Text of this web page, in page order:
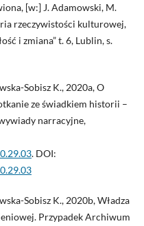
[w:] J. Adamowski, M.
rzeczywistości kulturowej,
i zmiana” t. 6, Lublin, s.
Sobisz K., 2020a, O
ze świadkiem historii –
narracyjne,
. DOI:
Sobisz K., 2020b, Władza
Przypadek Archiwum